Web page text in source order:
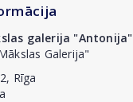
galerija "Antonija"
Galerija"
Rīga